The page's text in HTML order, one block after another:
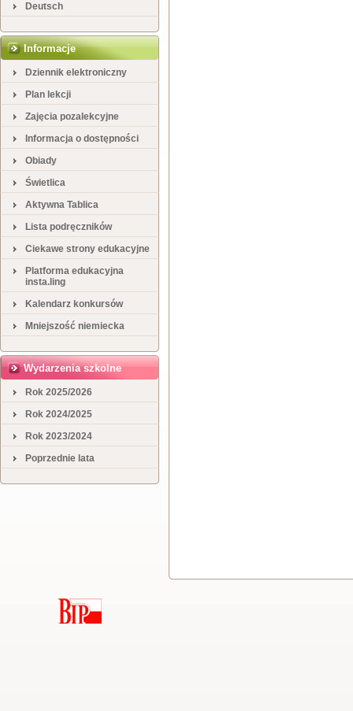
Deutsch
Informacje
Dziennik elektroniczny
Plan lekcji
Zajęcia pozalekcyjne
Informacja o dostępności
Obiady
Świetlica
Aktywna Tablica
Lista podręczników
Ciekawe strony edukacyjne
Platforma edukacyjna
insta.ling
Kalendarz konkursów
Mniejszość niemiecka
Wydarzenia szkolne
Rok 2025/2026
Rok 2024/2025
Rok 2023/2024
Poprzednie lata